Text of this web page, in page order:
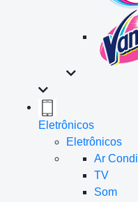
Eletrônicos
Eletrônicos
Ar
TV
Som